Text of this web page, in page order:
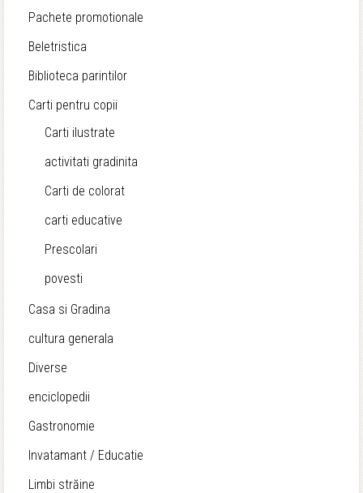
Pachete promotionale
Beletristica
Biblioteca parintilor
Carti pentru copii
Carti ilustrate
activitati gradinita
Carti de colorat
carti educative
Prescolari
povesti
Casa si Gradina
cultura generala
Diverse
enciclopedii
Gastronomie
Invatamant / Educatie
Limbi străine